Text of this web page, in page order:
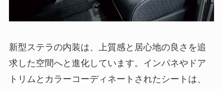
新型ステラの内装は、上質感と居心地の良さを追
求した空間へと進化しています。インパネやドア
トリムとカラーコーディネートされたシートは、